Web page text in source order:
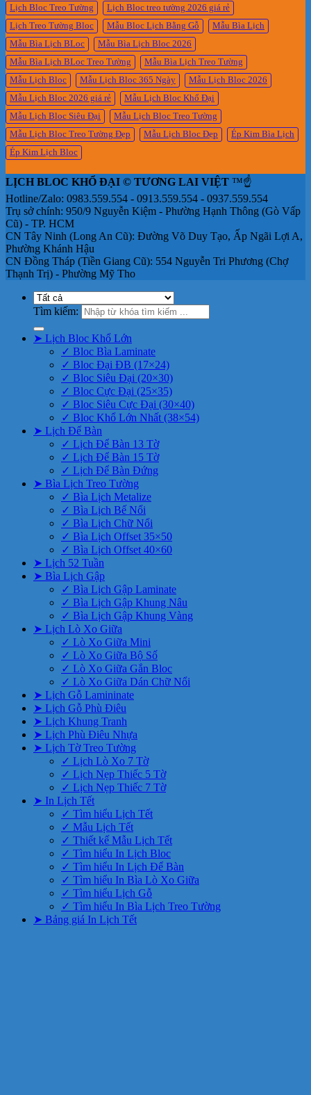
Lịch Bloc Treo Tường
Lịch Bloc treo tường 2026 giá rẻ
Lịch Treo Tường Bloc
Mẫu Bloc Lịch Bằng Gỗ
Mẫu Bìa Lịch
Mẫu Bìa Lịch BLoc
Mẫu Bìa Lịch Bloc 2026
Mẫu Bìa Lịch BLoc Treo Tường
Mẫu Bìa Lịch Treo Tường
Mẫu Lịch Bloc
Mẫu Lịch Bloc 365 Ngày
Mẫu Lịch Bloc 2026
Mẫu Lịch Bloc 2026 giá rẻ
Mẫu Lịch Bloc Khổ Đại
Mẫu Lịch Bloc Siêu Đại
Mẫu Lịch Bloc Treo Tường
Mẫu Lịch Bloc Treo Tường Đẹp
Mẫu Lịch Bloc Đẹp
Ép Kim Bìa Lịch
Ép Kim Lịch Bloc
LỊCH BLOC KHỔ ĐẠI © TƯƠNG LAI VIỆT ™☝️
Hotline/Zalo: 0983.559.554 - 0913.559.554 - 0937.559.554
Trụ sở chính: 950/9 Nguyễn Kiệm - Phường Hạnh Thông (Gò Vấp
Cũ) - TP. HCM
CN Tây Ninh (Long An Cũ): Đường Võ Duy Tạo, Ấp Ngãi Lợi A,
Phường Khánh Hậu
CN Đồng Tháp (Tiền Giang Cũ): 554 Nguyễn Tri Phương (Chợ
Thạnh Trị) - Phường Mỹ Tho
Tìm kiếm:
➤ Lịch Bloc Khổ Lớn
✓ Bloc Bìa Laminate
✓ Bloc Đại ĐB (17×24)
✓ Bloc Siêu Đại (20×30)
✓ Bloc Cực Đại (25×35)
✓ Bloc Siêu Cực Đại (30×40)
✓ Bloc Khổ Lớn Nhất (38×54)
➤ Lịch Để Bàn
✓ Lịch Để Bàn 13 Tờ
✓ Lịch Để Bàn 15 Tờ
✓ Lịch Để Bàn Đứng
➤ Bìa Lịch Treo Tường
✓ Bìa Lịch Metalize
✓ Bìa Lịch Bế Nổi
✓ Bìa Lịch Chữ Nổi
✓ Bìa Lịch Offset 35×50
✓ Bìa Lịch Offset 40×60
➤ Lịch 52 Tuần
➤ Bìa Lịch Gập
✓ Bìa Lịch Gập Laminate
✓ Bìa Lịch Gập Khung Nâu
✓ Bìa Lịch Gập Khung Vàng
➤ Lịch Lò Xo Giữa
✓ Lò Xo Giữa Mini
✓ Lò Xo Giữa Bộ Số
✓ Lò Xo Giữa Gắn Bloc
✓ Lò Xo Giữa Dán Chữ Nổi
➤ Lịch Gỗ Lamininate
➤ Lịch Gỗ Phù Điêu
➤ Lịch Khung Tranh
➤ Lịch Phù Điêu Nhựa
➤ Lịch Tờ Treo Tường
✓ Lịch Lò Xo 7 Tờ
✓ Lịch Nẹp Thiếc 5 Tờ
✓ Lịch Nẹp Thiếc 7 Tờ
➤ In Lịch Tết
✓ Tìm hiểu Lịch Tết
✓ Mẫu Lịch Tết
✓ Thiết kế Mẫu Lịch Tết
✓ Tìm hiểu In Lịch Bloc
✓ Tìm hiểu In Lịch Để Bàn
✓ Tìm hiểu In Bìa Lò Xo Giữa
✓ Tìm hiểu Lịch Gỗ
✓ Tìm hiểu In Bìa Lịch Treo Tường
➤ Bảng giá In Lịch Tết